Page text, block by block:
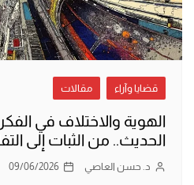
قضايا وآراء مقالات
الهوية والاختلاف في
الحديث.. من الثبات إلى
د. حسن العاصي 09/06/2026